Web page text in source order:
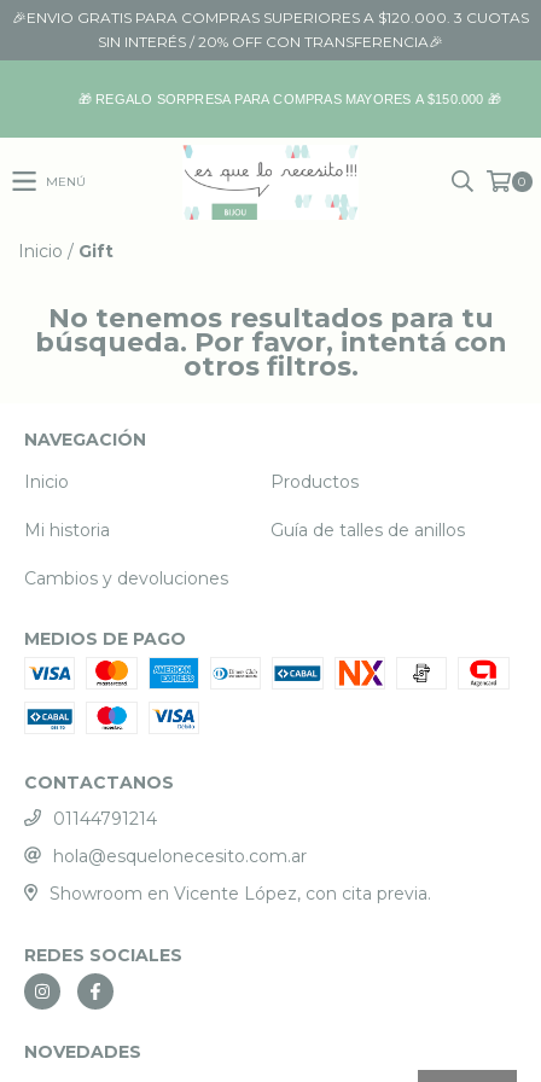
🎉ENVIO GRATIS PARA COMPRAS SUPERIORES A $120.000. 3 CUOTAS
SIN INTERÉS / 20% OFF CON TRANSFERENCIA🎉
🎁 REGALO SORPRESA PARA COMPRAS MAYORES A $150.000 🎁
MENÚ 0
Inicio / Gift
No tenemos resultados para tu
búsqueda. Por favor, intentá con
otros filtros.
NAVEGACIÓN
Inicio
Productos
Mi historia Guía de talles de anillos
Cambios y devoluciones
MEDIOS DE PAGO
CONTACTANOS
01144791214
hola@esquelonecesito.com.ar
Showroom en Vicente López, con cita previa.
REDES SOCIALES
NOVEDADES